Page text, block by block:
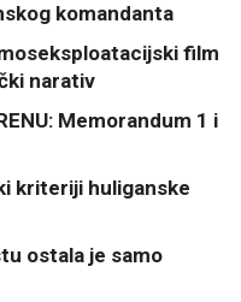
komandanta
film
narativ
Memorandum 1 i
kriteriji huliganske
ostala je samo